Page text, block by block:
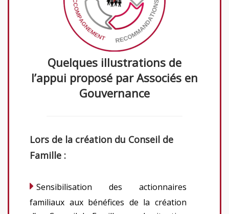
Quelques illustrations de
l’appui proposé par Associés en
Gouvernance
Lors de la création du Conseil de
Famille :
Sensibilisation des actionnaires
familiaux aux bénéfices de la création